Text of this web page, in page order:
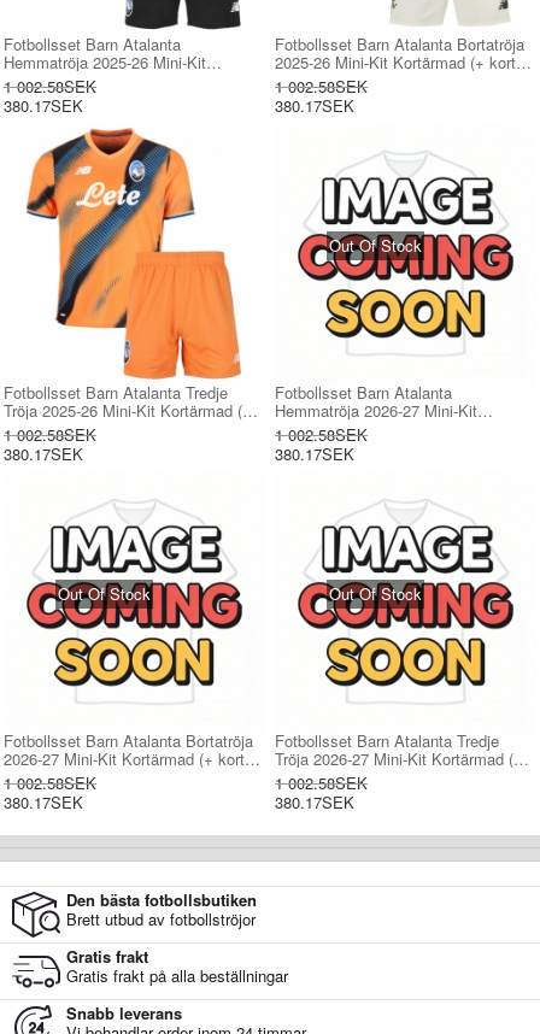
Fotbollsset Barn Atalanta
Hemmatröja 2025-26 Mini-Kit
Kortärmad (+ korta byxor)
1 002.58SEK
380.17SEK
Fotbollsset Barn Atalanta Bortatröja
2025-26 Mini-Kit Kortärmad (+ korta
byxor)
1 002.58SEK
380.17SEK
Fotbollsset Barn Atalanta Tredje
Tröja 2025-26 Mini-Kit Kortärmad (+
korta byxor)
1 002.58SEK
380.17SEK
Out Of Stock
Fotbollsset Barn Atalanta
Hemmatröja 2026-27 Mini-Kit
Kortärmad (+ korta byxor)
1 002.58SEK
380.17SEK
Out Of Stock
Fotbollsset Barn Atalanta Bortatröja
2026-27 Mini-Kit Kortärmad (+ korta
byxor)
1 002.58SEK
380.17SEK
Out Of Stock
Fotbollsset Barn Atalanta Tredje
Tröja 2026-27 Mini-Kit Kortärmad (+
korta byxor)
1 002.58SEK
380.17SEK
Den bästa fotbollsbutiken
Brett utbud av fotbollströjor
Gratis frakt
Gratis frakt på alla beställningar
Snabb leverans